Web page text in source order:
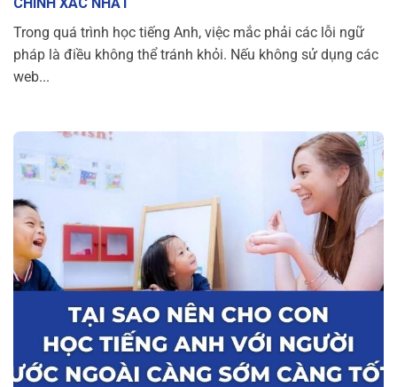
Trong quá trình học tiếng Anh, việc mắc phải các lỗi ngữ
pháp là điều không thể tránh khỏi. Nếu không sử dụng các
web...